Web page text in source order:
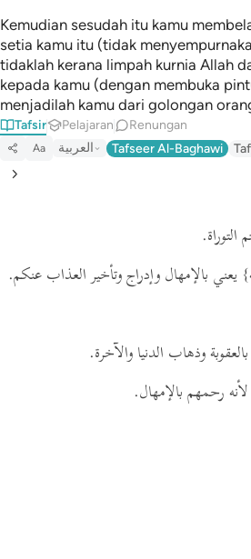
Kemudian sesudah itu kamu
setia kamu itu (tidak
tidaklah kerana limpah kurnia Allah
kepada kamu (dengan membuka
menjadilah kamu dari golongan
Tafsir Pelajaran Renungan
Aa العربية Tafseer Al-Baghawi
التوراة.
يعني بالإمهال وإدراج وتأخير العذاب عنكم.
وذهاب الدنيا والآخرة.
رحمهم بالإمهال.